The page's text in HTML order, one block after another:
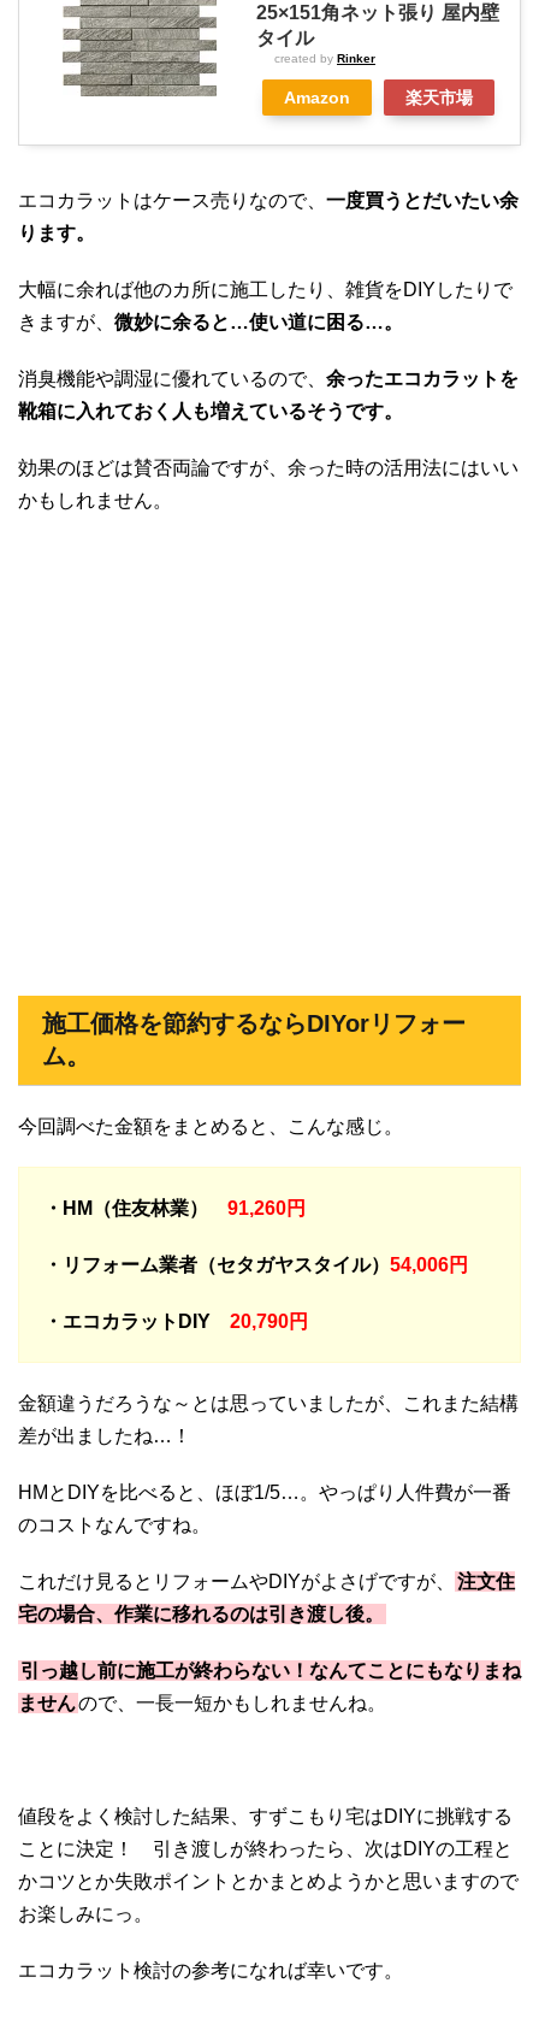
25×151角ネット張り 屋内壁
タイル
created by Rinker
Amazon 楽天市場
エコカラットはケース売りなので、 一度買うとだいたい余
ります。
大幅に余れば他のカ所に施工したり、雑貨をDIYしたりで
きますが、 微妙に余ると…使い道に困る…。
消臭機能や調湿に優れているので、 余ったエコカラットを
靴箱に入れておく人も増えているそうです。
効果のほどは賛否両論ですが、余った時の活用法にはいい
かもしれません。
施工価格を節約するならDIYorリフォー
ム。
今回調べた金額をまとめると、こんな感じ。
・HM（住友林業） 91,260円
・リフォーム業者（セタガヤスタイル） 54,006円
・エコカラットDIY 20,790円
金額違うだろうな～とは思っていましたが、これまた結構
差が出ましたね…！
HMとDIYを比べると、ほぼ1/5…。やっぱり人件費が一番
のコストなんですね。
これだけ見るとリフォームやDIYがよさげですが、
注文住
宅の場合、作業に移れるのは引き渡し後。
引っ越し前に施工が終わらない！なんてことにもなりまね
ませんので、一長一短かもしれませんね。
値段をよく検討した結果、すずこもり宅はDIYに挑戦する
ことに決定！ 引き渡しが終わったら、次はDIYの工程と
かコツとか失敗ポイントとかまとめようかと思いますので
お楽しみにっ。
エコカラット検討の参考になれば幸いです。